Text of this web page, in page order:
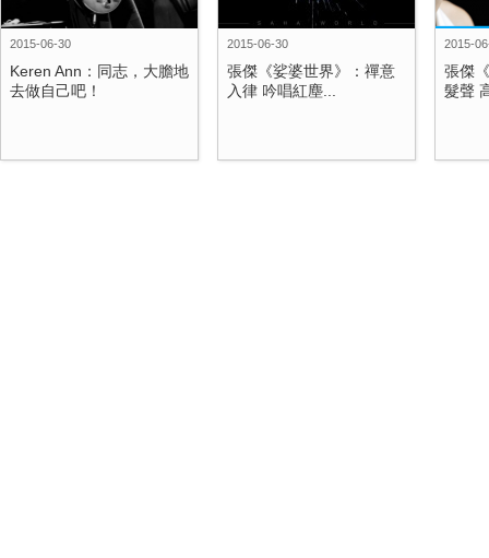
2015-06-30
Keren Ann：同志，大膽地
去做自己吧！
2015-06-30
張傑《娑婆世界》：禪意
入律 吟唱紅塵...
2015-
張傑
髮聲